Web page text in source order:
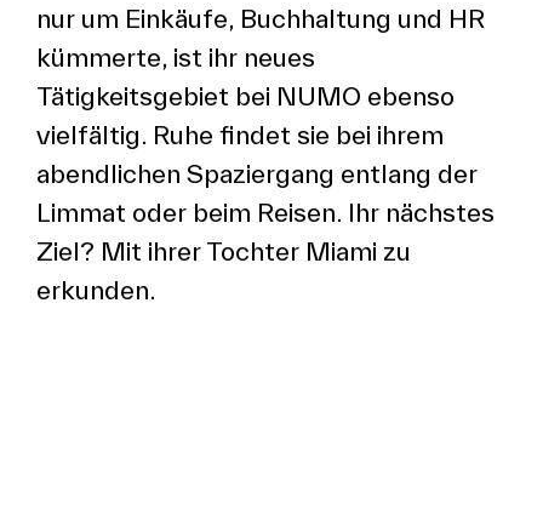
nur um Einkäufe, Buchhaltung und HR
kümmerte, ist ihr neues
Tätigkeitsgebiet bei NUMO ebenso
vielfältig. Ruhe findet sie bei ihrem
abendlichen Spaziergang entlang der
Limmat oder beim Reisen. Ihr nächstes
Ziel? Mit ihrer Tochter Miami zu
erkunden.